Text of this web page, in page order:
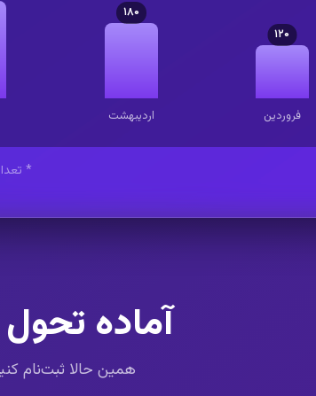
۱۲۰
فروردین
۱۸۰
اردیبهشت
*
آماده
همین حالا ثبت‌نام